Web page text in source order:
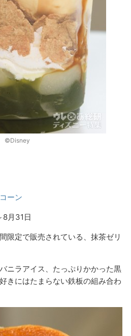
©Disney
ーン
8月31日
限定で販売されている、抹茶ゼリ
ニラアイス、たっぷりかかった黒
きにはたまらない鉄板の組み合わ